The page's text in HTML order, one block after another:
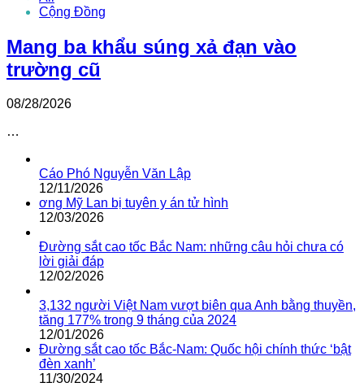
Cộng Đồng
Mang ba khẩu súng xả đạn vào
trường cũ
08/28/2026
…
Cáo Phó Nguyễn Văn Lập
12/11/2026
ơng Mỹ Lan bị tuyên y án tử hình
12/03/2026
Đường sắt cao tốc Bắc Nam: những câu hỏi chưa có
lời giải đáp
12/02/2026
3,132 người Việt Nam vượt biên qua Anh bằng thuyền,
tăng 177% trong 9 tháng của 2024
12/01/2026
Đường sắt cao tốc Bắc-Nam: Quốc hội chính thức ‘bật
đèn xanh’
11/30/2024